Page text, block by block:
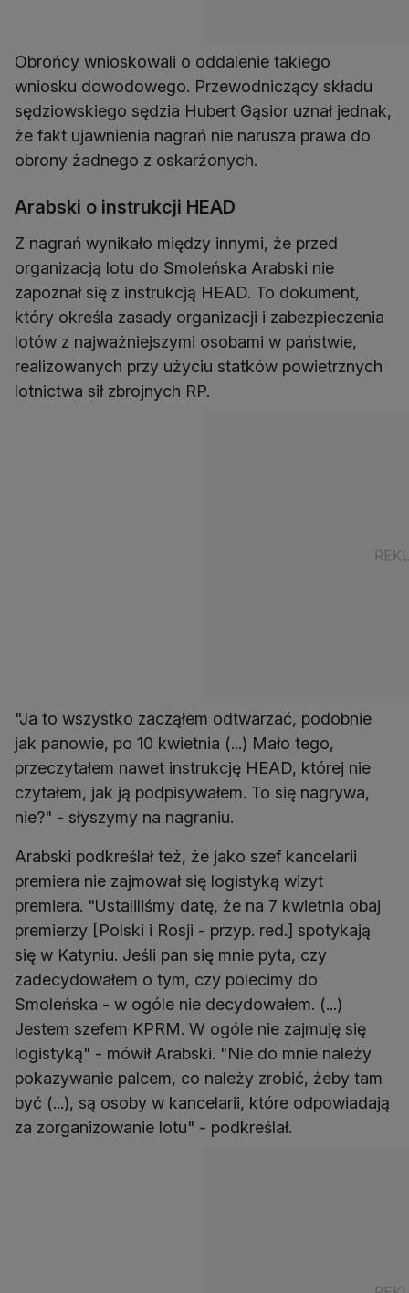
Obrońcy wnioskowali o oddalenie takiego
wniosku dowodowego. Przewodniczący składu
sędziowskiego sędzia Hubert Gąsior uznał jednak,
że fakt ujawnienia nagrań nie narusza prawa do
obrony żadnego z oskarżonych.
Arabski o instrukcji HEAD
Z nagrań wynikało między innymi, że przed
organizacją lotu do Smoleńska Arabski nie
zapoznał się z instrukcją HEAD. To dokument,
który określa zasady organizacji i zabezpieczenia
lotów z najważniejszymi osobami w państwie,
realizowanych przy użyciu statków powietrznych
lotnictwa sił zbrojnych RP.
"Ja to wszystko zacząłem odtwarzać, podobnie
jak panowie, po 10 kwietnia (...) Mało tego,
przeczytałem nawet instrukcję HEAD, której nie
czytałem, jak ją podpisywałem. To się nagrywa,
nie?" - słyszymy na nagraniu.
Arabski podkreślał też, że jako szef kancelarii
premiera nie zajmował się logistyką wizyt
premiera. "Ustaliliśmy datę, że na 7 kwietnia obaj
premierzy [Polski i Rosji - przyp. red.] spotykają
się w Katyniu. Jeśli pan się mnie pyta, czy
zadecydowałem o tym, czy polecimy do
Smoleńska - w ogóle nie decydowałem. (...)
Jestem szefem KPRM. W ogóle nie zajmuję się
logistyką" - mówił Arabski. "Nie do mnie należy
pokazywanie palcem, co należy zrobić, żeby tam
być (...), są osoby w kancelarii, które odpowiadają
za zorganizowanie lotu" - podkreślał.